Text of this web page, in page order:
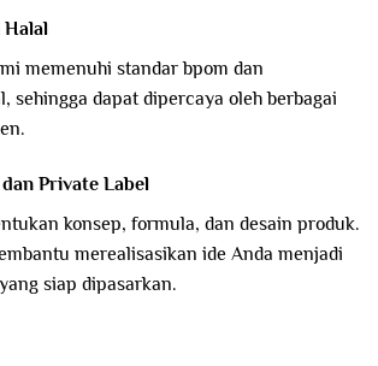
Halal
memenuhi standar bpom dan
sehingga dapat dipercaya oleh berbagai
Private Label
konsep, formula, dan desain produk.
merealisasikan ide Anda menjadi
siap dipasarkan.